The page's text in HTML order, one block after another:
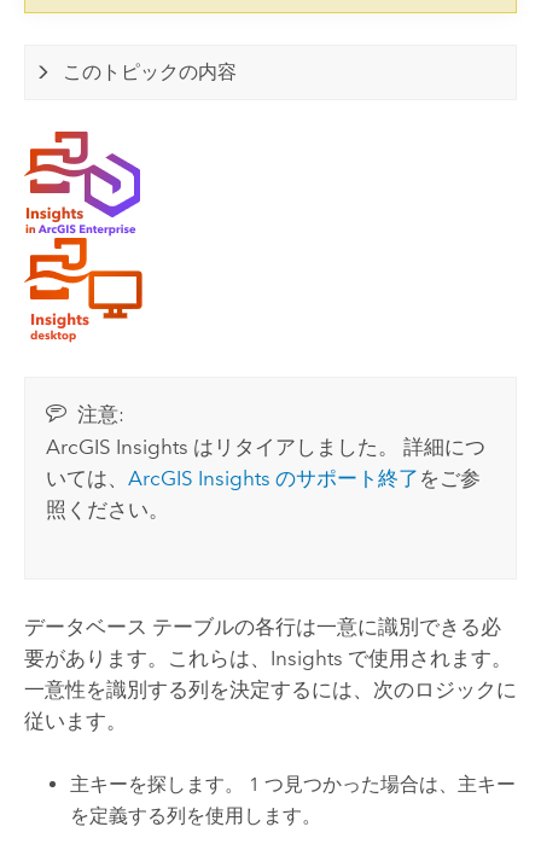
このトピックの内容
注意:
ArcGIS Insights はリタイアしました。 詳細につ
いては、ArcGIS Insights のサポート終了 をご参
照ください。
データベース テーブルの各行は一意に識別できる必
要があります。これらは、 Insights で使用されます。
一意性を識別する列を決定するには、次のロジックに
従います。
主キーを探します。 1 つ見つかった場合は、主キー
を定義する列を使用します。